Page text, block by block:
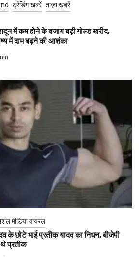
ट्रेंडिंग खबरें ताज़ा ख़बरें
में कम होने के बजाय बढ़ी गोल्ड खरीद,
में दाम बढ़ने की आशंका
मीडिया वायरल
के छोटे भाई प्रतीक यादव का निधन, बीजेपी
थे प्रतीक